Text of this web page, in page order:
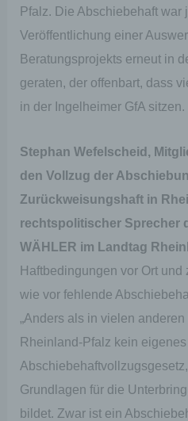
Pfalz. Die Abschiebehaft war
Veröffentlichung einer
Beratungsprojekts erneut in
geraten, der offenbart, dass
in der Ingelheimer GfA sitzen.
Stephan Wefelscheid,
den Vollzug der
Zurückweisungshaft in
rechtspolitischer Sprecher
WÄHLER im Landtag
Haftbedingungen vor Ort und
wie vor fehlende
„Anders als in vielen
Rheinland-Pfalz kein eigenes
Grundlagen für die
bildet. Zwar ist ein